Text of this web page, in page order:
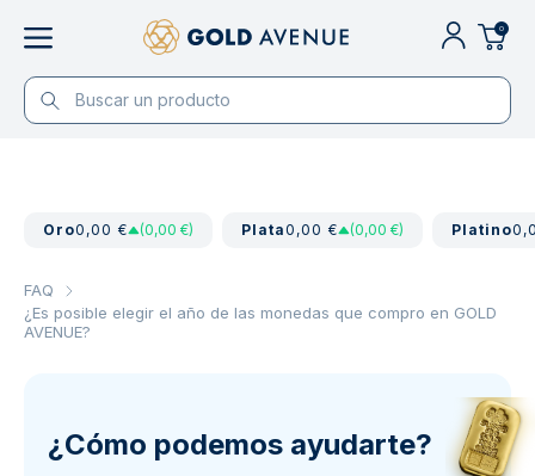
0
Oro0,00 € (0,00 €) Plata0,00 € (0,00 €) Platino
FAQ
¿Es posible elegir el año de las monedas que compro en GOLD
AVENUE?
¿Cómo podemos ayudarte?